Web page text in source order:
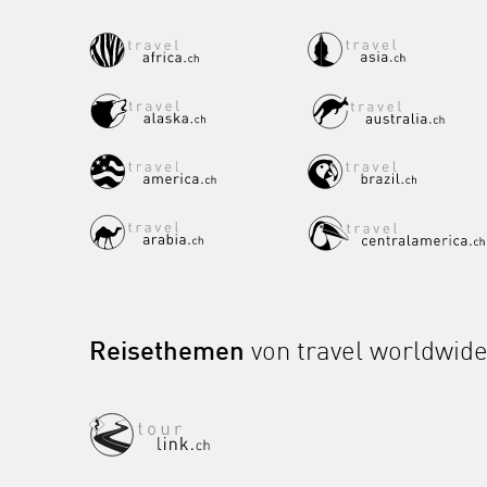
Reisethemen von travel worldwide